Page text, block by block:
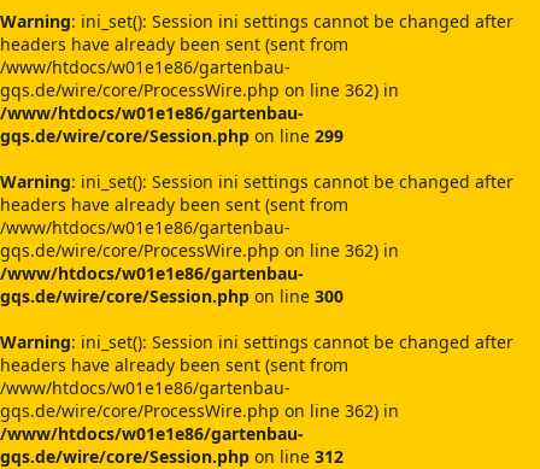
Warning: ini_set(): Session ini settings cannot be changed after
headers have already been sent (sent from
/www/htdocs/w01e1e86/gartenbau-
gqs.de/wire/core/ProcessWire.php on line 362) in
/www/htdocs/w01e1e86/gartenbau-
gqs.de/wire/core/Session.php on line 299
Warning: ini_set(): Session ini settings cannot be changed after
headers have already been sent (sent from
/www/htdocs/w01e1e86/gartenbau-
gqs.de/wire/core/ProcessWire.php on line 362) in
/www/htdocs/w01e1e86/gartenbau-
gqs.de/wire/core/Session.php on line 300
Warning: ini_set(): Session ini settings cannot be changed after
headers have already been sent (sent from
/www/htdocs/w01e1e86/gartenbau-
gqs.de/wire/core/ProcessWire.php on line 362) in
/www/htdocs/w01e1e86/gartenbau-
gqs.de/wire/core/Session.php on line 312